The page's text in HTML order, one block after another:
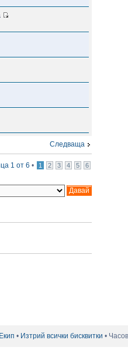
Следваща
1 от 6 • 1 2 3 4 5 6
Екип • Изтрий всички бисквитки •